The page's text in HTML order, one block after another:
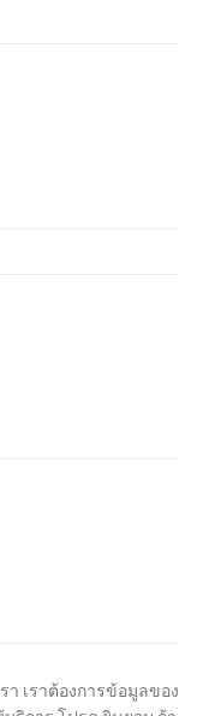
เราต้องการข้อมูลของ